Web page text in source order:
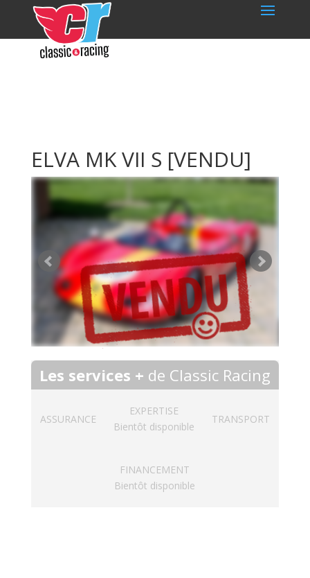
ELVA MK VII S [VENDU]
Les services + de Classic Racing
ASSURANCE
EXPERTISE
Bientôt disponible
TRANSPORT
FINANCEMENT
Bientôt disponible